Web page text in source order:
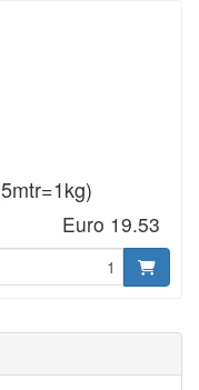
Euro 19.53